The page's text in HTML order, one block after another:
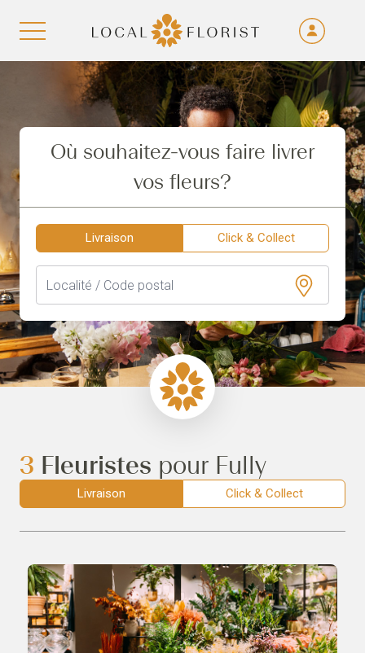
Aller au contenu
Où souhaitez-vous faire livrer
vos fleurs?
Livraison Click & Collect
3 Fleuristes pour Fully
Livraison Click & Collect